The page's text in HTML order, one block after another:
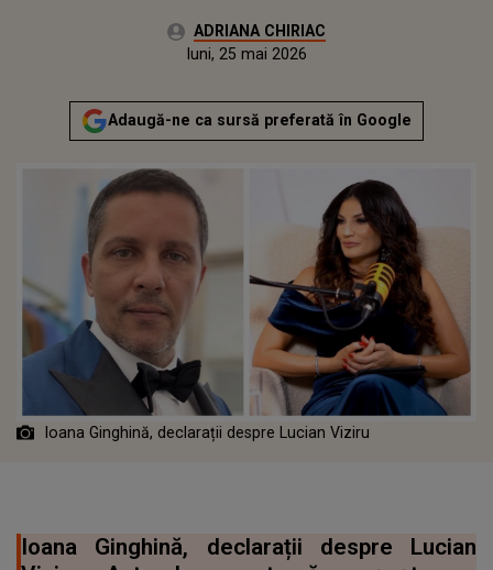
Autor:ADRIANA CHIRIAC
Actualizat:
luni, 25 mai 2026
Adaugă-ne ca sursă preferată în Google
Ioana Ginghină, declarații despre Lucian Viziru
Ioana Ginghină, declarații despre Lucian